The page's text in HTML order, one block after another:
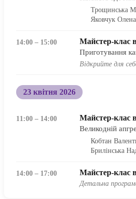
Трощинська
Яковчук
14:00 – 15:00 Майстер-клас
Приготування
Відкрийте для
23 квітня 2026
11:00 – 14:00 Майстер-клас
Великодній
Кобтан
Брилінська
14:00 – 17:00 Майстер-клас
Детальна